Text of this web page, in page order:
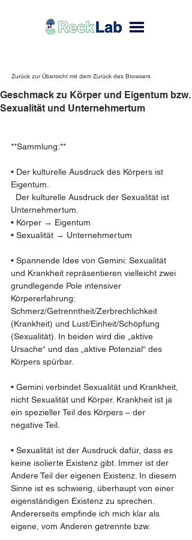
Zurück zur Übersicht mit dem Zurück des Browsers
Geschmack zu Körper und Eigentum bzw.
Sexualität und Unternehmertum
**Sammlung:**
• Der kulturelle Ausdruck des Körpers ist
Eigentum.
Unternehmertum.
• Körper → Eigentum
• Sexualität → Unternehmertum
• Spannende Idee von Gemini: Sexualität
und Krankheit repräsentieren vielleicht zwei
grundlegende Pole intensiver
Körpererfahrung:
Schmerz/Getrenntheit/Zerbrechlichkeit
(Krankheit) und Lust/Einheit/Schöpfung
(Sexualität). In beiden wird die „aktive
Ursache“ und das „aktive Potenzial“ des
Körpers spürbar.
• Gemini verbindet Sexualität und Krankheit,
nicht Sexualität und Körper. Krankheit ist ja
ein spezieller Teil des Körpers – der
negative Teil.
• Sexualität ist der Ausdruck dafür, dass es
keine isolierte Existenz gibt. Immer ist der
Andere Teil der eigenen Existenz. In diesem
Sinne ist es schwierig, überhaupt von einer
eigenständigen Existenz zu sprechen.
Andererseits empfinde ich mich klar als
eigene, vom Anderen getrennte bzw.